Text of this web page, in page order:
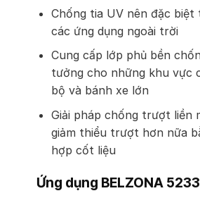
Chống tia UV nên đặc
các ứng dụng ngoài trời
Cung cấp lớp phủ bền
tưởng cho những khu vực
bộ và bánh xe lớn
Giải pháp chống trượt liền
giảm thiểu trượt hơn nữa
hợp cốt liệu
Ứng dụng BELZONA 5233